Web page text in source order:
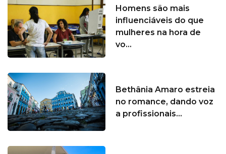
Homens são mais
influenciáveis do que
mulheres na hora de
vo...
Bethânia Amaro estreia
no romance, dando voz
a profissionais...